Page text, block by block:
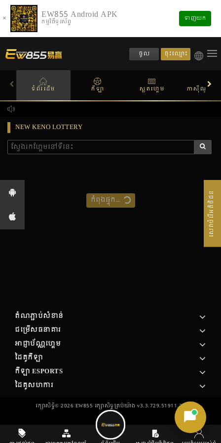
× EW855 Android APK
កម្មវិធីទូរស័ព្ទ ទាញយក
ចូល ចុះឈ្មោះ
ទំព័រដើម កីឡា ស្លតហ្គេម កាស៊ីណូផ្សា
NEW KENO LOTTERY
កំពុងផ្ទុក...
តំណភ្ជាប់សំខាន់
ជម្រើសធនាគារ
អាជ្ញាប័ណ្ណហ្គេម
ដៃគូកីឡា
កីឡា ESPORTS
ដៃគូសហការ
រក្សាសិទ្ធិ©2026 EW855 រក្សា​សិទ្ធ​គ្រប់យ៉ាង v3.3.729.51911.35
សេវាបំរើអតិថិជន